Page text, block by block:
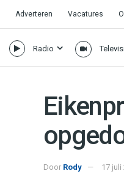
Adverteren Vacatures
Radio
Door Rody 17 juli